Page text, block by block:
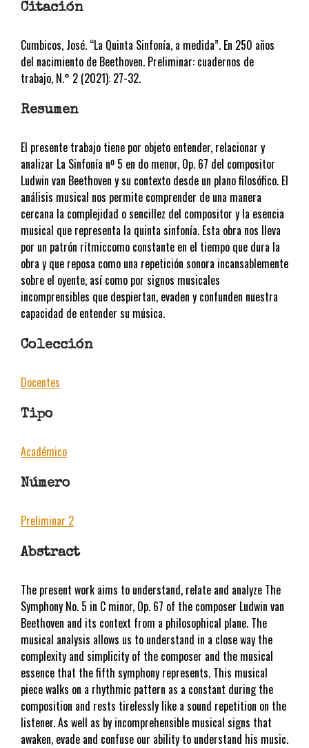
Citación
Cumbicos, José. “La Quinta Sinfonía, a medida”. En 250 años
del nacimiento de Beethoven. Preliminar: cuadernos de
trabajo, N.° 2 (2021): 27-32.
Resumen
El presente trabajo tiene por objeto entender, relacionar y
analizar La Sinfonía nº 5 en do menor, Op. 67 del compositor
Ludwin van Beethoven y su contexto desde un plano filosófico. El
análisis musical nos permite comprender de una manera
cercana la complejidad o sencillez del compositor y la esencia
musical que representa la quinta sinfonía. Esta obra nos lleva
por un patrón rítmiccomo constante en el tiempo que dura la
obra y que reposa como una repetición sonora incansablemente
sobre el oyente, así como por signos musicales
incomprensibles que despiertan, evaden y confunden nuestra
capacidad de entender su música.
Colección
Docentes
Tipo
Académico
Número
Preliminar 2
Abstract
The present work aims to understand, relate and analyze The
Symphony No. 5 in C minor, Op. 67 of the composer Ludwin van
Beethoven and its context from a philosophical plane. The
musical analysis allows us to understand in a close way the
complexity and simplicity of the composer and the musical
essence that the fifth symphony represents. This musical
piece walks on a rhythmic pattern as a constant during the
composition and rests tirelessly like a sound repetition on the
listener. As well as by incomprehensible musical signs that
awaken, evade and confuse our ability to understand his music.